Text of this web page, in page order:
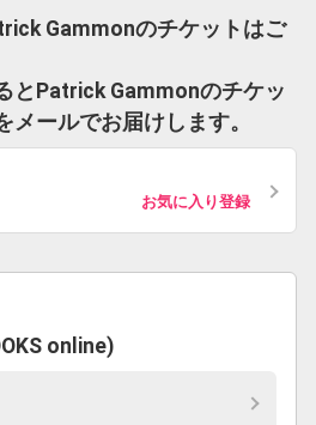
Gammonのチケットはご
とPatrick Gammonのチケッ
メールでお届けします。
お気に入り登録
online)